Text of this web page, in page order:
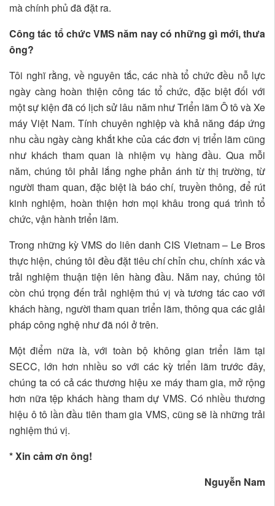
mà chính phủ đã đặt ra.
Công tác tổ chức VMS năm nay có những gì mới, thưa
ông?
Tôi nghĩ rằng, về nguyên tắc, các nhà tổ chức đều nỗ lực
ngày càng hoàn thiện công tác tổ chức, đặc biệt đối với
một sự kiện đã có lịch sử lâu năm như Triển lãm Ô tô và Xe
máy Việt Nam. Tính chuyên nghiệp và khả năng đáp ứng
nhu cầu ngày càng khắt khe của các đơn vị triển lãm cũng
như khách tham quan là nhiệm vụ hàng đầu. Qua mỗi
năm, chúng tôi phải lắng nghe phản ánh từ thị trường, từ
người tham quan, đặc biệt là báo chí, truyền thông, để rút
kinh nghiệm, hoàn thiện hơn mọi khâu trong quá trình tổ
chức, vận hành triển lãm.
Trong những kỳ VMS do liên danh CIS Vietnam – Le Bros
thực hiện, chúng tôi đều đặt tiêu chí chỉn chu, chính xác và
trải nghiệm thuận tiện lên hàng đầu. Năm nay, chúng tôi
còn chú trọng đến trải nghiệm thú vị và tương tác cao với
khách hàng, người tham quan triển lãm, thông qua các giải
pháp công nghệ như đã nói ở trên.
Một điểm nữa là, với toàn bộ không gian triển lãm tại
SECC, lớn hơn nhiều so với các kỳ triển lãm trước đây,
chúng ta có cả các thương hiệu xe máy tham gia, mở rộng
hơn nữa tệp khách hàng tham dự VMS. Có nhiều thương
hiệu ô tô lần đầu tiên tham gia VMS, cũng sẽ là những trải
nghiệm thú vị.
* Xin cảm ơn ông!
Nguyễn Nam